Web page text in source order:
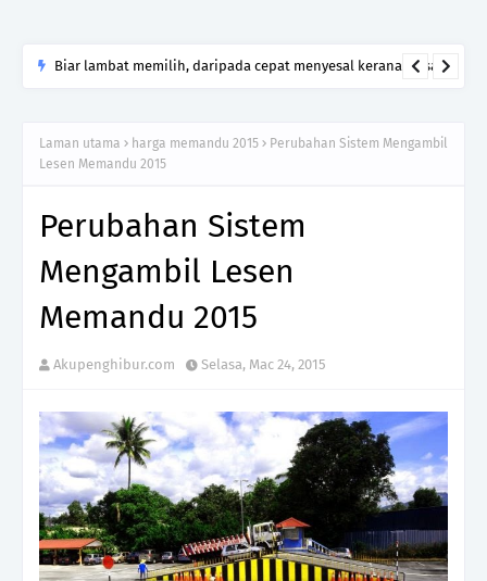
Biar lambat memilih, daripada cepat menyesal kerana tersalah
Laman utama harga memandu 2015
Perubahan Sistem Mengambil
Lesen Memandu 2015
Perubahan Sistem
Mengambil Lesen
Memandu 2015
Akupenghibur.com Selasa, Mac 24, 2015